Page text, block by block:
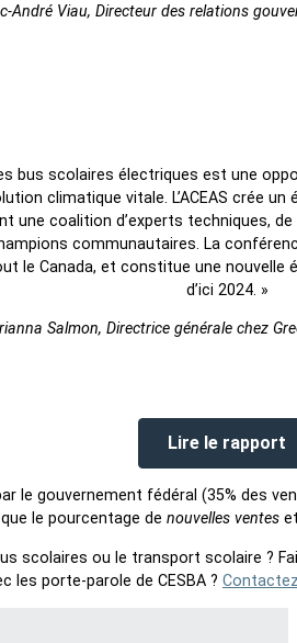
André Viau, Directeur des relations
bus scolaires électriques est une
climatique vitale. L’ACEAS crée
une coalition d’experts techniques,
communautaires. La
le Canada, et constitue une
d’ici 2024. »
Salmon, Directrice générale chez
Lire le rapport
le gouvernement fédéral (35% des
le pourcentage de nouvelles ventes
scolaires ou le transport scolaire ?
les porte-parole de CESBA ?